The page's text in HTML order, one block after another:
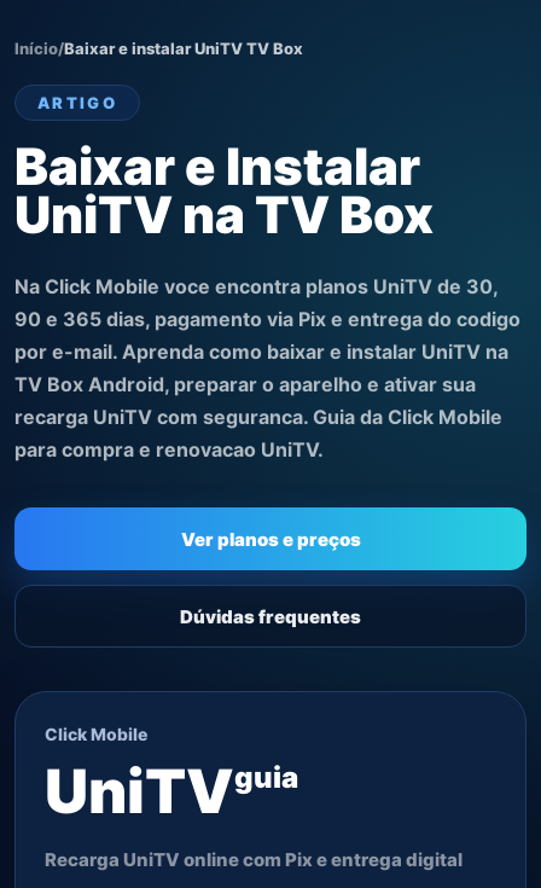
Início/Baixar e instalar UniTV TV Box
ARTIGO
Baixar e Instalar
UniTV na TV Box
Na Click Mobile voce encontra planos UniTV de 30,
90 e 365 dias, pagamento via Pix e entrega do codigo
por e-mail. Aprenda como baixar e instalar UniTV na
TV Box Android, preparar o aparelho e ativar sua
recarga UniTV com seguranca. Guia da Click Mobile
para compra e renovacao UniTV.
Ver planos e preços
Dúvidas frequentes
Click Mobile
UniTVguia
Recarga UniTV online com Pix e entrega digital